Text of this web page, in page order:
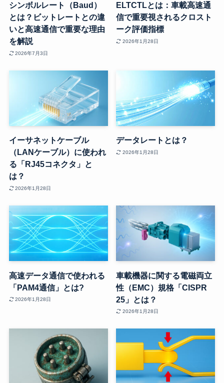
シンボルレート（Baud）
とは？ビットレートとの違
いと高速通信で重要な理由
を解説
2026年7月3日
ELTCTLとは：車載高速通
信で重要視されるクロスト
ーク評価指標
2026年1月28日
イーサネットケーブル
（LANケーブル）に使われ
る「RJ45コネクタ」と
は？
2026年1月28日
データレートとは？
2026年1月28日
高速データ通信で使われる
「PAM4通信」とは?
2026年1月28日
車載機器に関する電磁両立
性（EMC）規格「CISPR
25」とは？
2026年1月28日